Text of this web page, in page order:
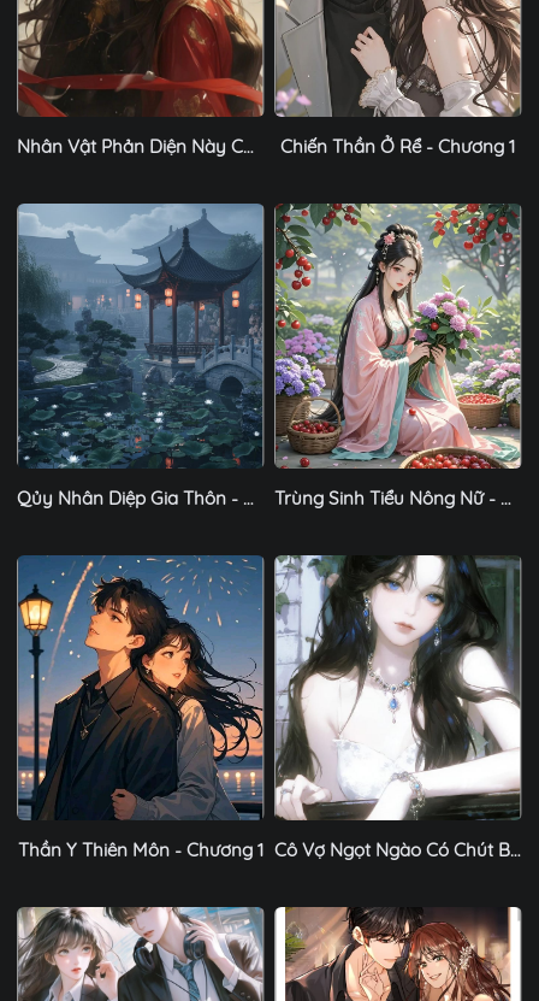
Nhân Vật Phản Diện Này Có Chút Lương Tâm, Nhưng Không Nhiều - Chương 1 Chiến Thần Ở Rể - Chương 1
Qủy Nhân Diệp Gia Thôn - Chương 1 Trùng Sinh Tiểu Nông Nữ - Chương 1
Thần Y Thiên Môn - Chương 1 Cô Vợ Ngọt Ngào Có Chút Bất Lương - Chương 1